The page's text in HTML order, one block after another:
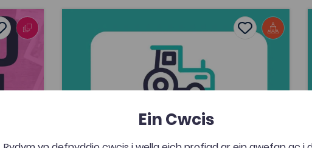
to favourites
to favourites
Ynni Adnewyddol - manteision i weithio ar y tir
Add to
Dyddiad cyhoeddi: 2026 Add to
Ynni Adnewyddol - manteision i
Amaethyddiaeth
Amgylchedd
Ein Cwcis